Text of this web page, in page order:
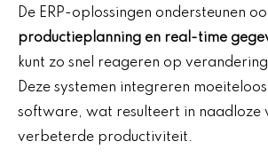
De ERP-oplossingen ondersteunen
productieplanning en real-time
kunt zo snel reageren op
Deze systemen integreren
software, wat resulteert in naadloze
verbeterde productiviteit.